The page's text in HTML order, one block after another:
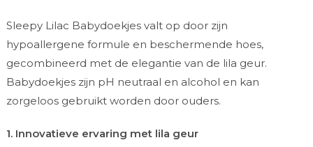
Sleepy Lilac Babydoekjes valt op door zijn
hypoallergene formule en beschermende hoes,
gecombineerd met de elegantie van de lila geur.
Babydoekjes zijn pH neutraal en alcohol en kan
zorgeloos gebruikt worden door ouders.
1. Innovatieve ervaring met lila geur